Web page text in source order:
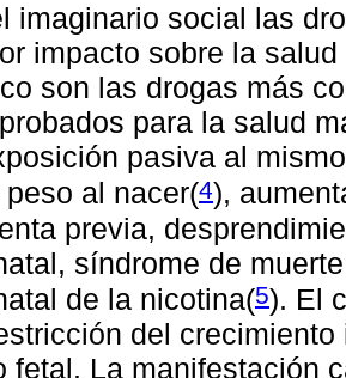
imaginario social las
impacto sobre la
son las drogas más
para la salud
pasiva al
peso al nacer(4),
previa,
síndrome de
de la nicotina(5). El
del
fetal. La manifestación